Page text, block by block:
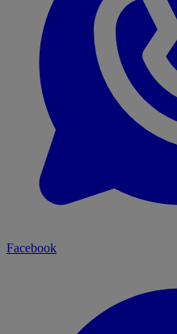
Facebook